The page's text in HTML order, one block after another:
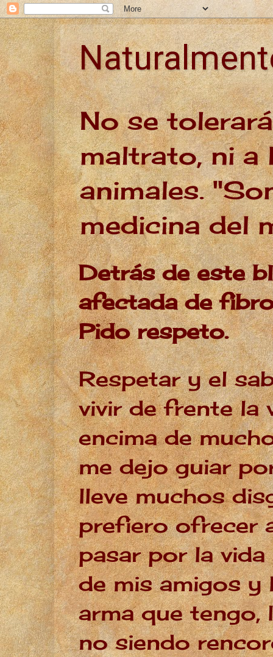
No se
maltrato, ni a
animales.
medicina del
Detrás de este
afectada de
Pido respeto.
Respetar y el
vivir de frente la
encima de
me dejo guiar
lleve muchos
prefiero ofrecer
pasar por la
de mis amigos
arma que tengo,
no siendo